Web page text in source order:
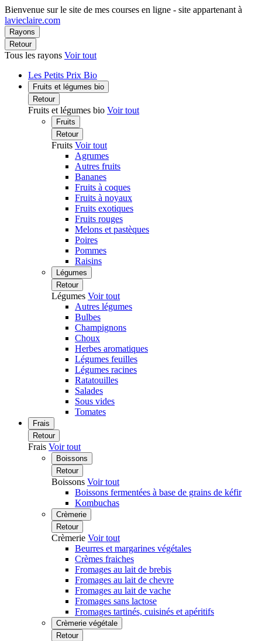
Bienvenue sur le site de mes courses en ligne - site appartenant à
lavieclaire.com
Rayons
Retour
Tous les rayons Voir tout
Les Petits Prix Bio
Fruits et légumes bio
Retour
Fruits et légumes bio Voir tout
Fruits
Retour
Fruits Voir tout
Agrumes
Autres fruits
Bananes
Fruits à coques
Fruits à noyaux
Fruits exotiques
Fruits rouges
Melons et pastèques
Poires
Pommes
Raisins
Légumes
Retour
Légumes Voir tout
Autres légumes
Bulbes
Champignons
Choux
Herbes aromatiques
Légumes feuilles
Légumes racines
Ratatouilles
Salades
Sous vides
Tomates
Frais
Retour
Frais Voir tout
Boissons
Retour
Boissons Voir tout
Boissons fermentées à base de grains de kéfir
Kombuchas
Crèmerie
Retour
Crèmerie Voir tout
Beurres et margarines végétales
Crèmes fraiches
Fromages au lait de brebis
Fromages au lait de chevre
Fromages au lait de vache
Fromages sans lactose
Fromages tartinés, cuisinés et apéritifs
Crèmerie végétale
Retour